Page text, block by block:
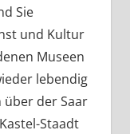
Sie
und Kultur
Museen
lebendig
über der Saar
Staadt